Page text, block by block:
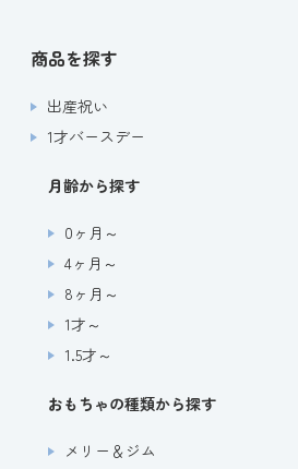
商品を探す
出産祝い
1才バースデー
月齢から探す
0ヶ月～
4ヶ月～
8ヶ月～
1才～
1.5才～
おもちゃの種類から探す
メリー＆ジム